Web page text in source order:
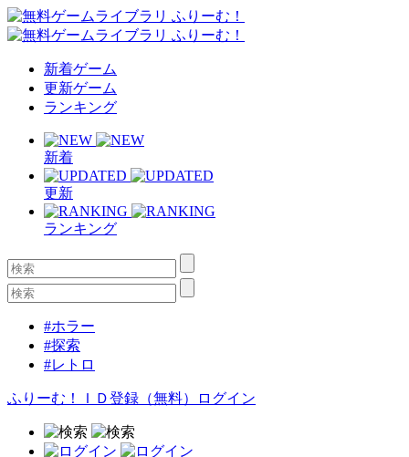
新着ゲーム
更新ゲーム
ランキング
新着
更新
ランキング
#ホラー
#探索
#レトロ
ふりーむ！ＩＤ登録（無料） ログイン